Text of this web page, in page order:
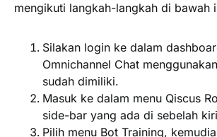
mengikuti langkah-langkah di bawah
Silakan login ke dalam
Omnichannel Chat
sudah dimiliki.
Masuk ke dalam menu Qiscus
side-bar yang ada di sebelah
Pilih menu Bot Training,